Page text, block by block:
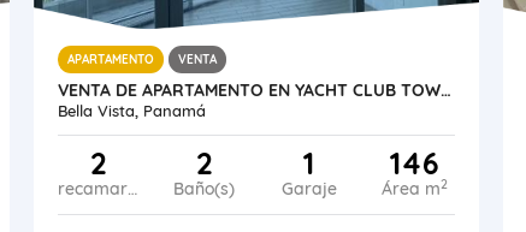
APARTAMENTO VENTA
VENTA DE APARTAMENTO EN YACHT CLUB TOWER AVENIDA BALBOA
Bella Vista, Panamá
2
recamaras
2
Baño(s)
1
Garaje
146
Área m2